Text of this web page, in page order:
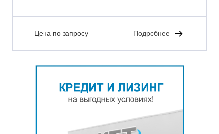
Цена по запросу Подробнее